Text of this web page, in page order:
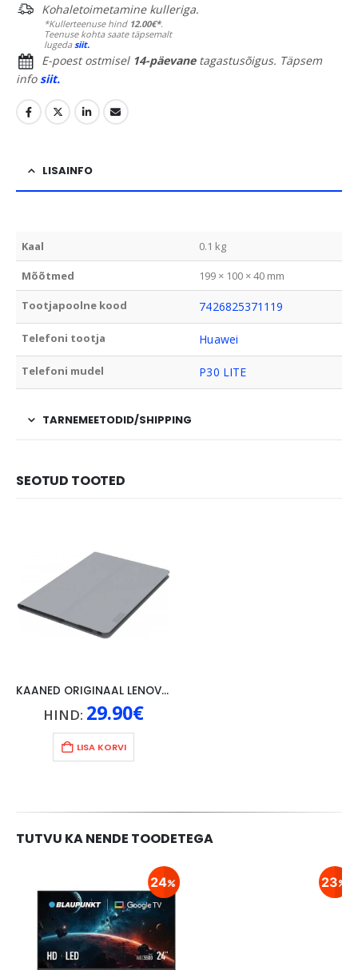
Kohaletoimetamine kulleriga.
*Kullerteenuse hind 12.00€*.
Teenuse kohta saate täpsemalt
lugedasiit.
E-poest ostmisel 14-päevanetagastusõigus. Täpsem
infosiit.
LISAINFO
Kaal 0.1 kg
Mõõtmed 199 × 100 × 40 mm
Tootjapoolne kood 7426825371119
Telefoni tootja Huawei
Telefoni mudel P30 LITE
TARNEMEETODID/SHIPPING
SEOTUD TOOTED
KAANED ORIGINAAL LENOVO TAB 4 10″, HALL
HIND: 29.90€
LISA KORVI
TUTVU KA NENDE TOODETEGA
24 23